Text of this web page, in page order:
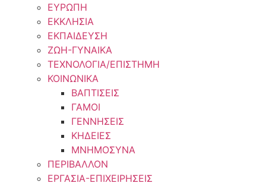
ΕΥΡΩΠΗ
ΕΚΚΛΗΣΙΑ
ΕΚΠΑΙΔΕΥΣΗ
ΖΩΗ-ΓΥΝΑΙΚΑ
ΤΕΧΝΟΛΟΓΙΑ/ΕΠΙΣΤΗΜΗ
ΚΟΙΝΩΝΙΚΑ
ΒΑΠΤΙΣΕΙΣ
ΓΑΜΟΙ
ΓΕΝΝΗΣΕΙΣ
ΚΗΔΕΙΕΣ
ΜΝΗΜΟΣΥΝΑ
ΠΕΡΙΒΑΛΛΟΝ
ΕΡΓΑΣΙΑ-ΕΠΙΧΕΙΡΗΣΕΙΣ